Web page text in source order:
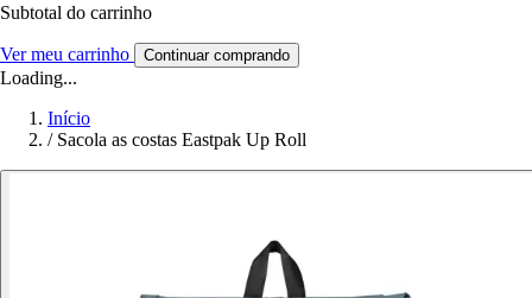
Subtotal do carrinho
Ver meu carrinho Continuar comprando
Loading...
Início
/ Sacola as costas Eastpak Up Roll